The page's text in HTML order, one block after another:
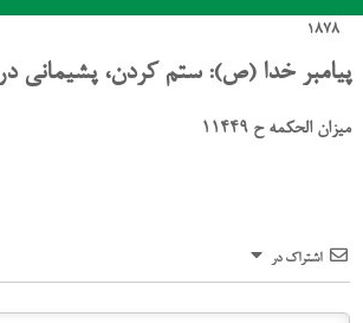
1878
پیامبر خدا (ص): ستم کردن، پشیمانی
میزان الحکمه ح 11449
اشتراک در